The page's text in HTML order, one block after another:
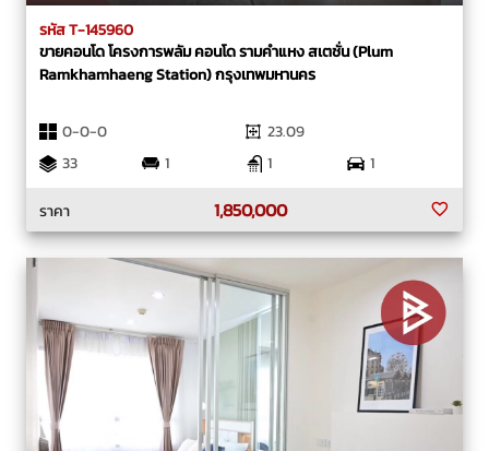
รหัส T-145960
ขายคอนโด โครงการพลัม คอนโด รามคำแหง สเตชั่น (Plum
Ramkhamhaeng Station) กรุงเทพมหานคร
0-0-0
23.09
33
1 1
1
ราคา
1,850,000